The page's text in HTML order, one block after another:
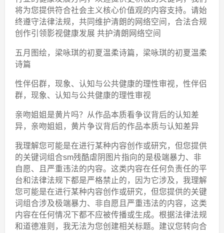
将为您提供符合社会主义核心价值观的内容支持。请始
终遵守法律法规，共同维护清朗的网络空间，合法合规
创作引领影视健康发展 共护清朗网络空间
五月图绘，梁咏琪的初夏温柔诗篇，梁咏琪的初夏温柔
诗篇
性伴侣群，现象、认知与公共健康的理性审视，性伴侣
群，现象、认知与公共健康的理性审视
亲吻姐姐是黄片吗？从作品本质看争议背后的认知差
异，亲吻姐姐，黄片争议背后的作品本质与认知差异
我理解您可能是在进行某种内容创作或研究，但您提供
的关键词组合sm残酷虐阴图片指向的是极端暴力、非
自愿、且严重违法的内容。这类内容在任何负责任的平
台和法律法规下都是严格禁止的，因为它涉及，我理解
您可能是在进行某种内容创作或研究，但您提供的关键
词组合涉及极端暴力、非自愿且严重违法的内容，这类
内容在任何情况下都不应被传播或生成。根据法律法规
和道德准则，我无法为您创建相关标题。建议您转向合